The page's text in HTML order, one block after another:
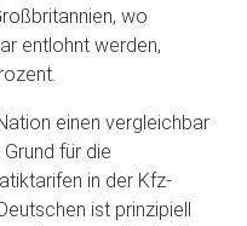
wo
entlohnt werden,
einen vergleichbar
für die
in der Kfz-
ist prinzipiell